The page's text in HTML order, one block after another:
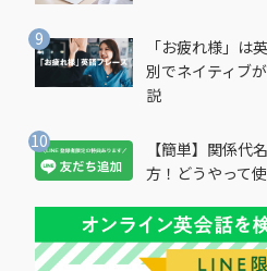
「お疲れ様」
別でネイティブ
説
【簡単】関係代
方！どうやって